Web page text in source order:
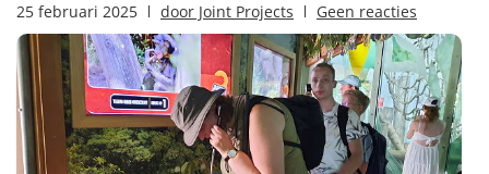
25 februari 2025 door Joint Projects Geen reacties